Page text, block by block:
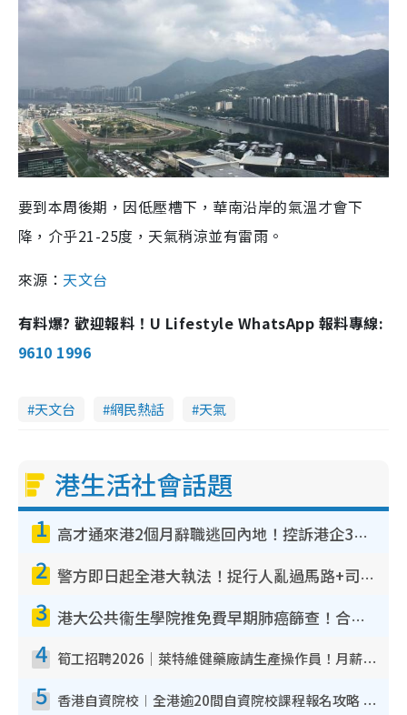
要到本周後期，因低壓槽下，華南沿岸的氣溫才會下
降，介乎21-25度，天氣稍涼並有雷雨。
來源： 天文台
有料爆? 歡迎報料！U Lifestyle WhatsApp 報料專線:
9610 1996
天文台 網民熱話 天氣
港生活社會話題
1 高才通來港2個月辭職逃回內地！控訴港企3宗罪 歎微管理極窒息
2 警方即日起全港大執法！捉行人亂過馬路+司機不專注駕駛！亂過馬路罰$2000
3 港大公共衞生學院推免費早期肺癌篩查！合資格人士將獲全額資助定期血液化驗／電腦斷層掃描／風險評估
4 筍工招聘2026｜萊特維健藥廠請生產操作員！月薪高達$1.7萬 冷氣廠房/五天工作/保證雙糧
5 香港自資院校︱全港逾20間自資院校課程報名攻略 留位費可退/申請日期/報名連結